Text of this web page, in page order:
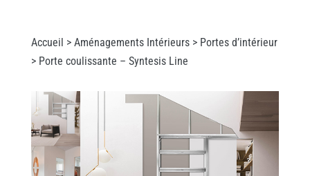
Accueil > Aménagements Intérieurs> Portes d’intérieur
> Porte coulissante – Syntesis Line